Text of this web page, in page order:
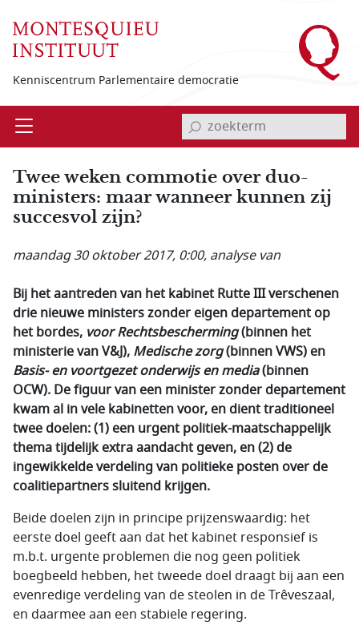
Kenniscentrum Parlementaire democratie
Open invoerveld zoekterm
Twee weken commotie over duo-
ministers: maar wanneer kunnen zij
succesvol zijn?
maandag 30 oktober 2017, 0:00, analyse van
Bij het aantreden van het kabinet Rutte III verschenen
drie nieuwe ministers zonder eigen departement op
het bordes, voor Rechtsbescherming(binnen het
ministerie van V&J), Medische zorg(binnenVWS) en
Basis- en voortgezet onderwijs en media(binnen
OCW). De figuur van een minister zonder departement
kwam al in vele kabinetten voor, en dient traditioneel
twee doelen: (1) een urgent politiek-maatschappelijk
thema tijdelijk extra aandacht geven, en (2) de
ingewikkelde verdeling van politieke posten over de
coalitiepartners sluitend krijgen.
Beide doelen zijn in principe prijzenswaardig: het
eerste doel geeft aan dat het kabinet responsief is
m.b.t. urgente problemen die nog geen politiek
boegbeeld hebben, het tweede doel draagt bij aan een
evenredige verdeling van de steolen in de Trêveszaal,
en daarmee aan een stabiele regering.